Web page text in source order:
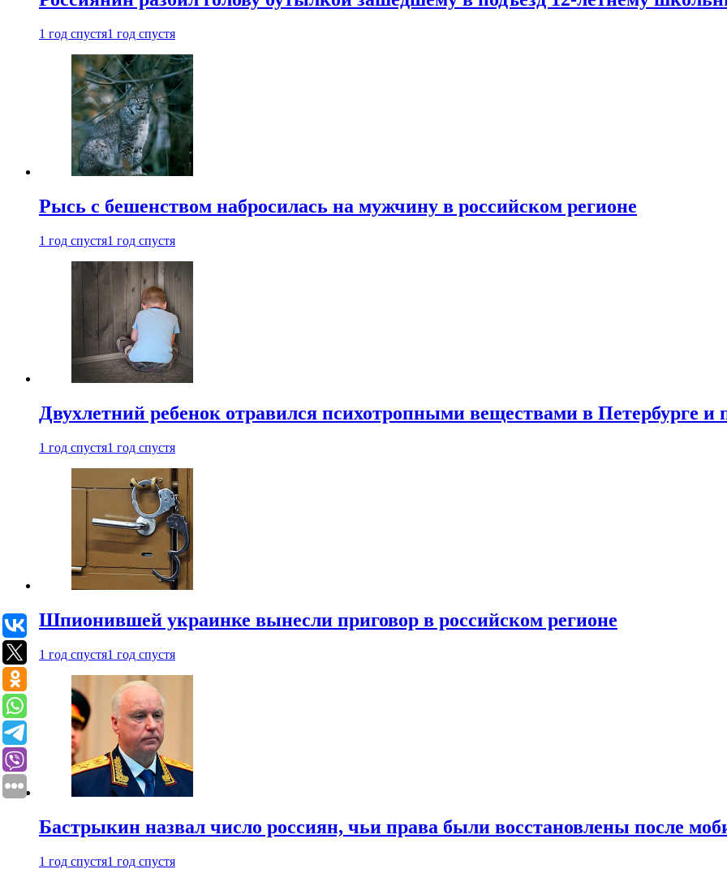
1 год спустя1 год спустя
Рысь с бешенством набросилась на мужчину в российском регионе
1 год спустя1 год спустя
Двухлетний ребенок отравился психотропными веществами в Петербурге
1 год спустя1 год спустя
Шпионившей украинке вынесли приговор в российском регионе
1 год спустя1 год спустя
Бастрыкин назвал число россиян, чьи права были восстановлены после
1 год спустя1 год спустя